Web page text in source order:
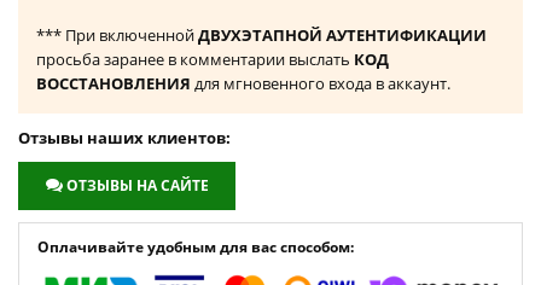
*** При включеннойДВУХЭТАПНОЙ АУТЕНТИФИКАЦИИ
просьба заранее в комментарии выслать КОД
ВОССТАНОВЛЕНИЯ для мгновенного входа в аккаунт.
Отзывы наших клиентов:
ОТЗЫВЫ НА САЙТЕ
Оплачивайте удобным для вас способом: